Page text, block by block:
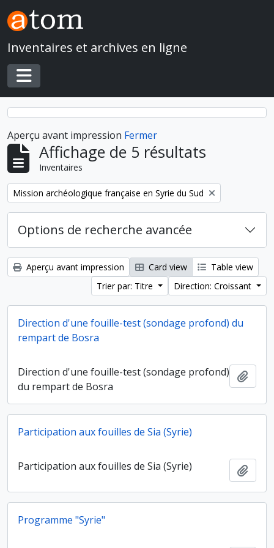
Skip to main content
Inventaires et archives en ligne
Toggle navigation
Aperçu avant impression Fermer
Affichage de 5 résultats
Inventaires
Remove filter:
Mission archéologique française en Syrie du Sud
Options de recherche avancée
Aperçu avant impression Card view
Table view
Trier par: Titre
Direction: Croissant
Direction d'une fouille-test (sondage profond) du
rempart de Bosra
Direction d'une fouille-test (sondage profond)
du rempart de Bosra
Participation aux fouilles de Sia (Syrie)
Participation aux fouilles de Sia (Syrie)
Programme "Syrie"